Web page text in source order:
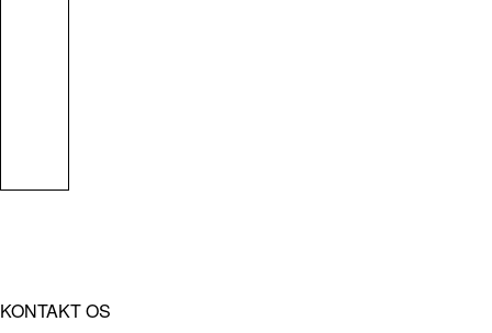
KONTAKT OS